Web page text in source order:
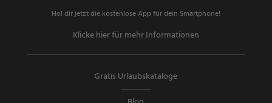
Hol dir jetzt die kostenlose App für dein Smartphone!
Klicke hier für mehr Informationen
Gratis Urlaubskataloge